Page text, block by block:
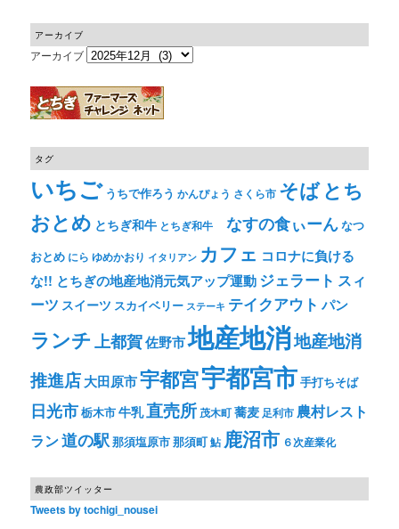
アーカイブ
アーカイブ
タグ
いちご うちで作ろう かんぴょう さくら市 そばとち
おとめ とちぎ和牛 とちぎ和牛 なすの食ぃーんなつ
おとめ にら ゆめかおり イタリアン カフェ コロナに負ける
な!! とちぎの地産地消元気アップ運動ジェラート スィ
ーツ スイーツ スカイベリー ステーキ テイクアウト パン
ランチ上都賀佐野市地産地消地産地消
推進店大田原市宇都宮宇都宮市手打ちそば
日光市栃木市牛乳直売所茂木町蕎麦足利市 農村レスト
ラン道の駅那須塩原市那須町鮎 鹿沼市 ６次産業化
農政部ツイッター
Tweets by tochigi_nousei